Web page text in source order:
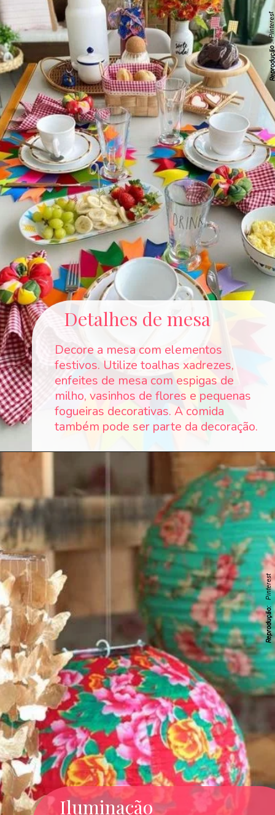
;
Detalhes de mesa
Decore a mesa com elementos
festivos. Utilize toalhas xadrezes,
enfeites de mesa com espigas de
milho, vasinhos de flores e pequenas
fogueiras decorativas. A comida
também pode ser parte da decoração.
:
Iluminação
Reprodução:
Pinterest